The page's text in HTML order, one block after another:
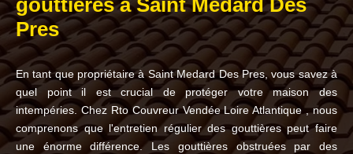
gouttières à Saint Medard Des
Pres
En tant que propriétaire à Saint Medard Des Pres, vous savez à
quel point il est crucial de protéger votre maison des
intempéries. Chez Rto Couvreur Vendée Loire Atlantique , nous
comprenons que l'entretien régulier des gouttières peut faire
une énorme différence. Les gouttières obstruées par des